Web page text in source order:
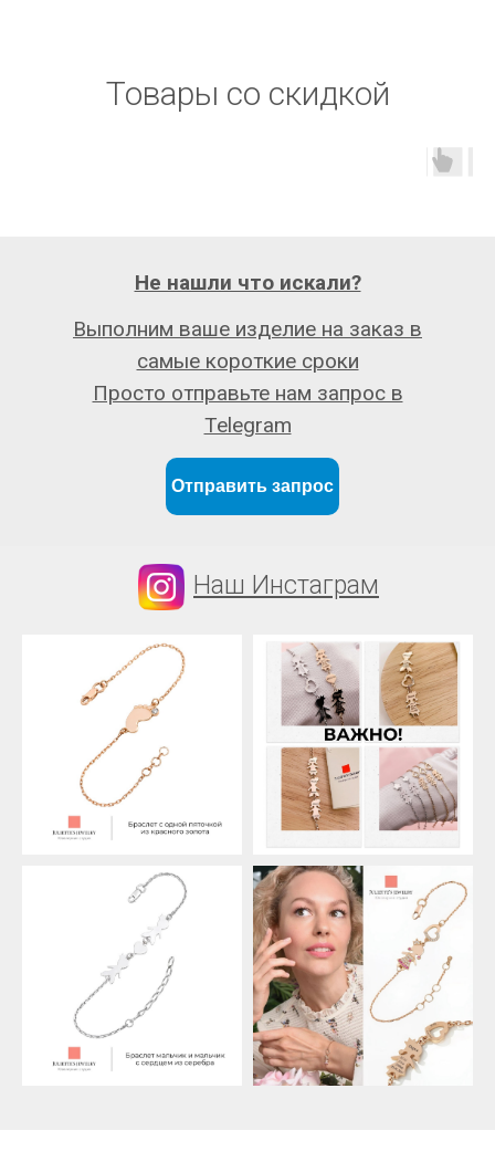
Товары со скидкой
Отправить запрос
Выполним ваше изделие на заказ в
самые короткие сроки
Просто отправьте нам запрос в
Telegram
Не нашли что искали?
Наш Инстаграм